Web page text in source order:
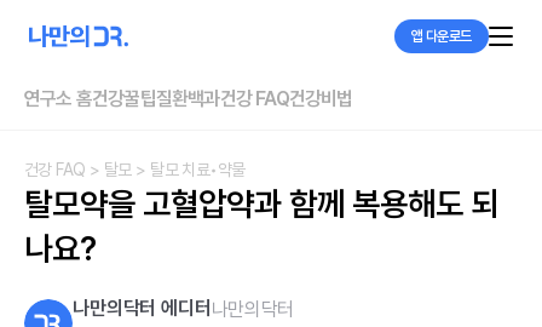
앱 다운로드
연구소 홈건강꿀팁질환백과건강 FAQ건강비법
건강 FAQ > 탈모 > 탈모 치료•약물
탈모약을 고혈압약과 함께 복용해도 되
나요?
나만의닥터 에디터 나만의닥터